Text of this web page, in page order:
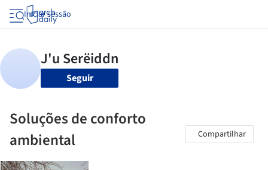
Iniciar sessão
Seguir
Soluções de conforto
ambiental
Compartilhar